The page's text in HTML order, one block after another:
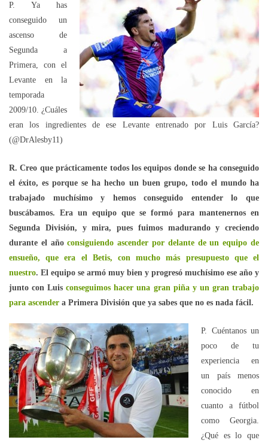
P. Ya has
conseguido un
ascenso de
Segunda a
Primera, con el
Levante en la
temporada
2009/10. ¿Cuáles
eran los ingredientes de ese Levante entrenado por Luis García?
(@DrAlesby11)
R. Creo que prácticamente todos los equipos donde se ha conseguido
el éxito, es porque se ha hecho un buen grupo, todo el mundo ha
trabajado muchísimo y hemos conseguido entender lo que
buscábamos. Era un equipo que se formó para mantenernos en
Segunda División, y mira, pues fuimos madurando y creciendo
durante el añoconsiguiendo ascender por delante de un equipo de
ensueño, que era el Betis, con mucho más presupuesto que el
nuestro. El equipo se armó muy bien y progresó muchísimo ese año y
junto con Luisconseguimos hacer una gran piña y un gran trabajo
para ascender a Primera División que ya sabes que no es nada fácil.
P. Cuéntanos un
poco de tu
experiencia en
un país menos
conocido en
cuanto a fútbol
como Georgia.
¿Qué es lo que